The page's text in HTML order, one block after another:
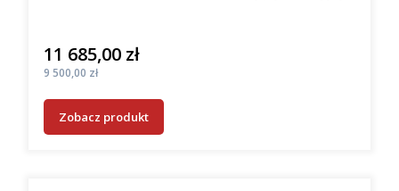
Cena
11 685,00 zł
Cena
9 500,00 zł
Zobacz produkt